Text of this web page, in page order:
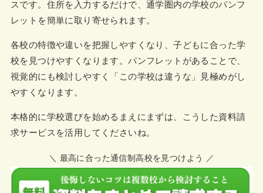
スです。住所を入力するだけで、通学圏内の学校のパンフ
レットを簡単に取り寄せられます。
各校の特徴や違いを把握しやすくなり、子どもに合った学
校を見つけやすくなります。パンフレットがあることで、
視覚的にも検討しやすく「この学校は違うな」見極めがし
やすくなります。
本格的に学校選びを始めるまえにまずは、こうした資料請
求サービスを活用してくださいね。
＼ 最高に合った通信制高校を見つけよう ／